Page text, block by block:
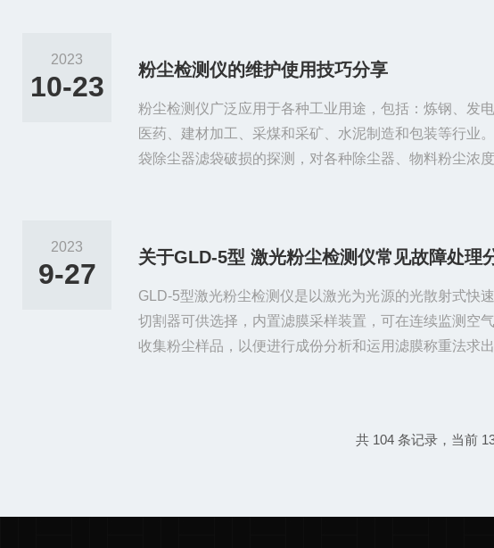
显示/输出单元。光源通常采用激光二极管或激光器，能
2023
10-23
粉尘检测仪的维护使用技巧分享
粉尘检测仪广泛应用于各种工业用途，包括：炼钢、发电
医药、建材加工、采煤和采矿、水泥制造和包装等行业
袋除尘器滤袋破损的探测，对各种除尘器、物料粉尘浓
要求，从而保障了风机不受磨损。该设备灵敏度高，信号
2023
9-27
关于GLD-5型 激光粉尘检测仪常见故障处理
GLD-5型激光粉尘检测仪是以激光为光源的光散射式快
切割器可供选择，内置滤膜采样装置，可在连续监测空
收集粉尘样品，以便进行成份分析和运用滤膜称重法求
放电状态，连接充电器在仪器电源开关置于“关闭”位置
共 104 条记录，当前